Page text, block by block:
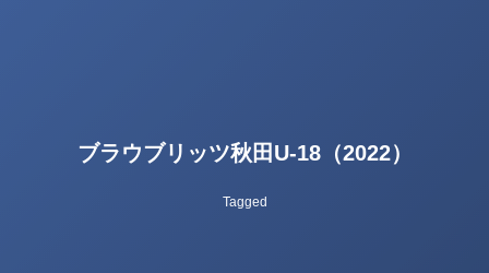
ブラウブリッツ秋田U-18（2022）
Tagged